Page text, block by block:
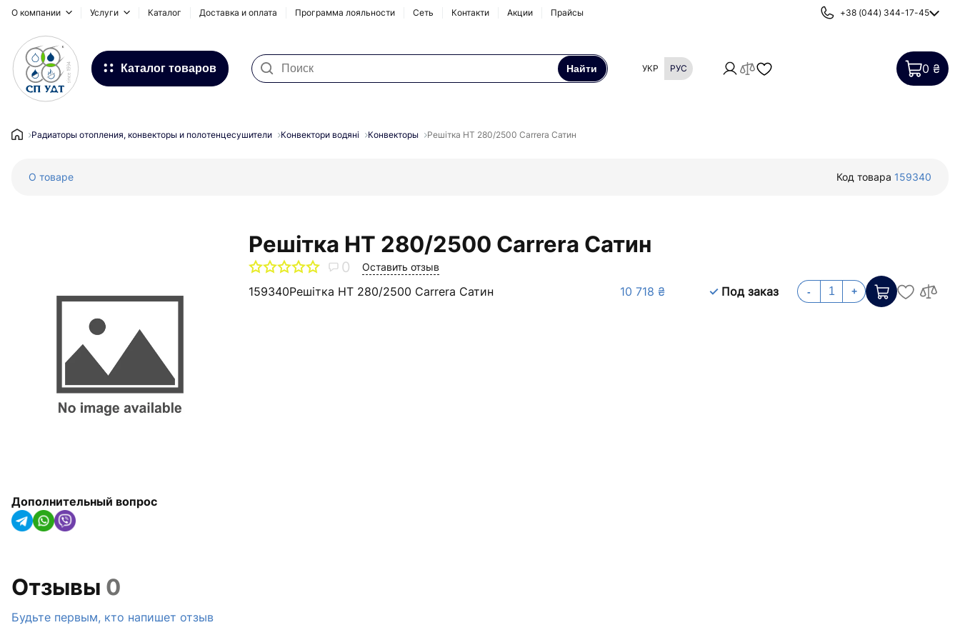
О компании Услуги Каталог Доставка и оплата Программа лояльности Сеть Контакти Акции Прайсы +38 (044) 344-17-45
Каталог товаров
Системы для наружных
Инсталляционные системы,
сифоны и дренажные каналы
арматура
Радиаторы отопления,
конвекторы и
полотенцесушители
Трубная изоляция и крепления
Найти УКР РУС 0 ₴
Радиаторы отопления, конвекторы и полотенцесушители Конвектори водяні Конвекторы Решітка НТ 280/2500 Carrera Сатин
О товаре Код товара 159340
Дополнительный вопрос
Решітка НТ 280/2500 Carrera Сатин
0 Оставить отзыв
159340Решітка НТ 280/2500 Carrera Сатин 10 718 ₴ Под заказ - +
Отзывы 0
Будьте первым, кто напишет отзыв